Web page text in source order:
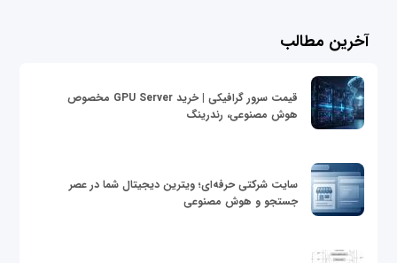
آخرین مطالب
قیمت سرور گرافیکی | خرید GPU Server مخصوص
هوش مصنوعی، رندرینگ
سایت شرکتی حرفه‌ای؛ ویترین دیجیتال شما در عصر
جستجو و هوش مصنوعی